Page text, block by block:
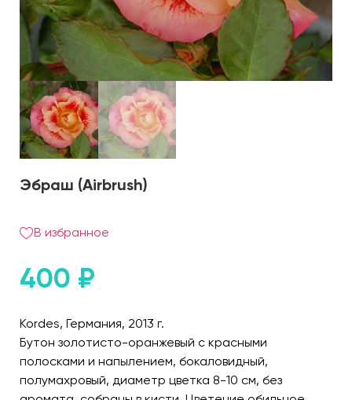
Эбраш (Airbrush)
В избранное
400 ₽
Kordes, Германия, 2013 г.
Бутон золотисто-оранжевый с красными
полосками и напылением, бокаловидный,
полумахровый, диаметр цветка 8-10 см, без